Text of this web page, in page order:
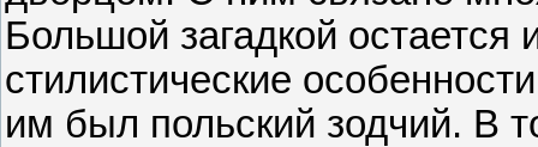
Большой загадкой
стилистические
им был польский зодчий. В